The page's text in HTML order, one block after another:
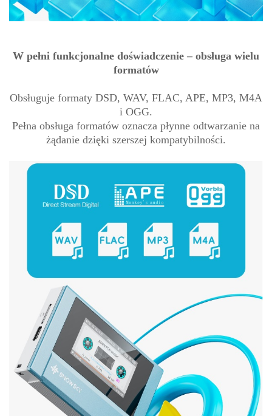
W pełni funkcjonalne doświadczenie – obsługa wielu
formatów
Obsługuje formaty DSD, WAV, FLAC, APE, MP3, M4A
i OGG.
Pełna obsługa formatów oznacza płynne odtwarzanie na
żądanie dzięki szerszej kompatybilności.